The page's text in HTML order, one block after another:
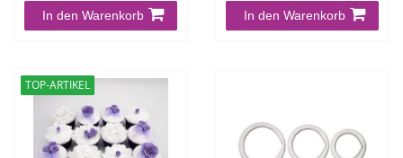
In den Warenkorb In den Warenkorb
TOP-ARTIKEL